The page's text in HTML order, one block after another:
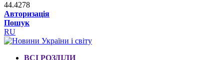
44.4278
Авторизація
Пошук
RU
ВСІ РОЗДІЛИ